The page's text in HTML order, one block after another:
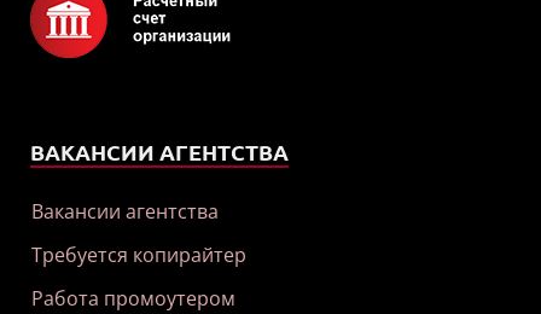
ВАКАНСИИ АГЕНТСТВА
Вакансии агентства
Требуется копирайтер
Работа промоутером